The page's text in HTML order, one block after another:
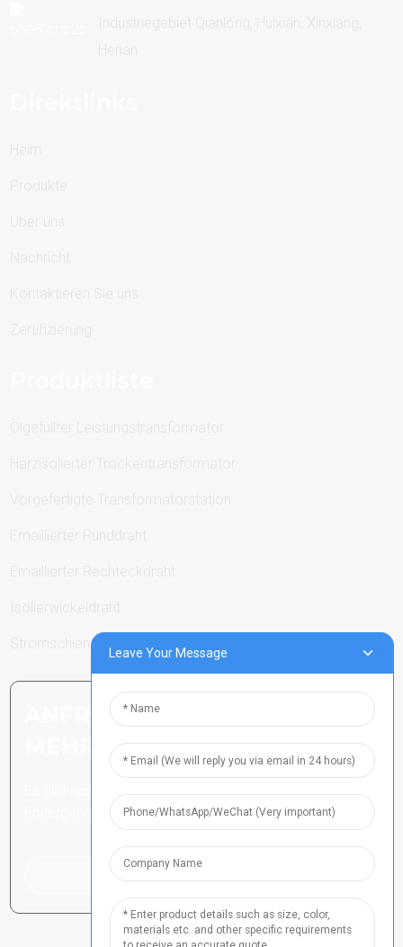
Stromschienen
ANFRAGE SENDEN: BEREIT,
MEHR ZU ERFAHREN
Es gibt nichts Besseres, als das
Endergebnis zu sehen.
Klicken Sie hier für eine Anfrage
Leave Your Message